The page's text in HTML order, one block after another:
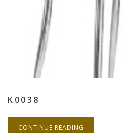
Κ0038
CONTINUE READING